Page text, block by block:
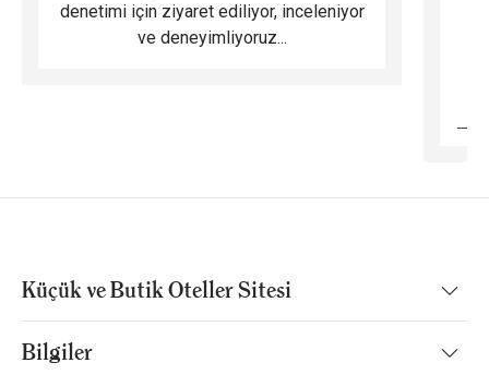
denetimi için ziyaret ediliyor, inceleniyor
ve deneyimliyoruz...
Küçük ve Butik Oteller Sitesi
Bilgiler